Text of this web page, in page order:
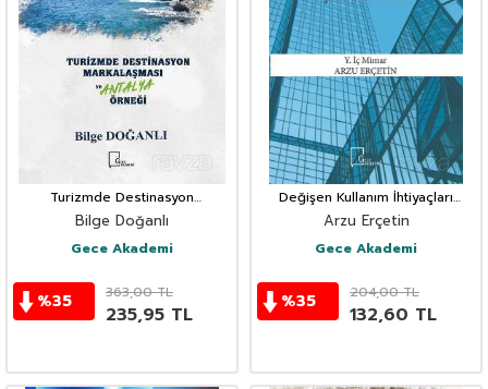
Turizmde Destinasyon
Markalaşması Ve Antalya Örneği
Bilge Doğanlı
Gece Akademi
%35 363,00TL
235,95 TL
Değişen Kullanım İhtiyaçları
Karşısında Hastane Giriş
Mekanları'nın Şekillenmesi
Arzu Erçetin
Gece Akademi
%35 204,00TL
132,60 TL